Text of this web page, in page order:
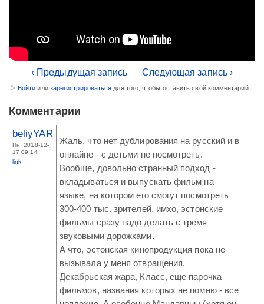
‹ Предыдущая запись Следующая запись ›
Войти или зарегистрироваться для того, чтобы оставить свой комментарий.
Комментарии
beliyYAR
Пн, 2018-12-
17 09:14
link
Жаль, что нет дублирования на русский и в
онлайне - с детьми не посмотреть.
Вообще, довольно странный подход -
вкладываться и выпускать фильм на
языке, на котором его смогут посмотреть
300-400 тыс. зрителей, имхо, эстонские
фильмы сразу надо делать с тремя
звуковыми дорожками.
А что, эстонская кинопродукция пока не
вызывала у меня отвращения.
Декабрьская жара, Класс, еще парочка
фильмов, названия которых не помню - все